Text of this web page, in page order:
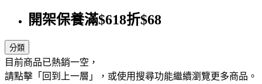
開架保養滿$618折$68
分類
目前商品已熱銷一空，
請點擊「回到上一層」，或使用搜尋功能繼續瀏覽更多商品。